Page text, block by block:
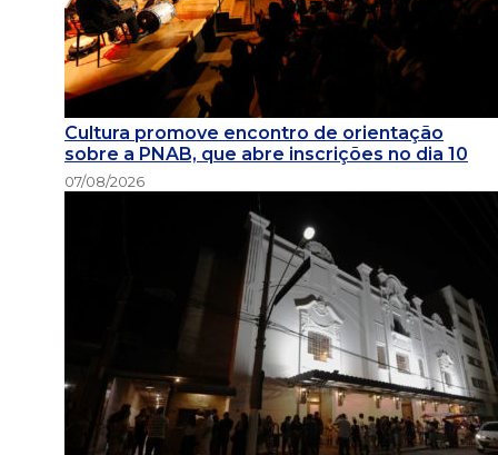
Cultura promove encontro de orientação
sobre a PNAB, que abre inscrições no dia 10
07/08/2026